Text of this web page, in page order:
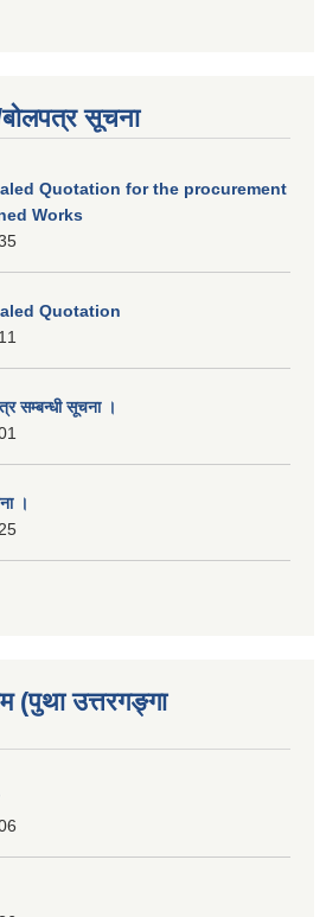
सूचना
Quotation for the procurement
Works
Quotation
सम्बन्धी सूचना ।
।
(पुथा उत्तरगङ्गा